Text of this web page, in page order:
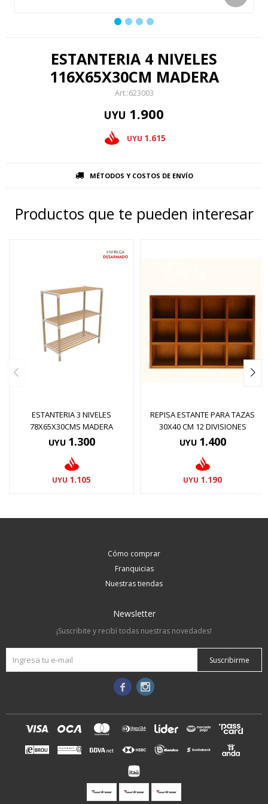
ESTANTERIA 4 NIVELES
116X65X30CM MADERA
623003
UYU 1.900
UYU 1.615
MÉTODOS Y COSTOS DE ENVÍO
Productos que te pueden interesar
ESTANTERIA 3 NIVELES
78X65X30CMS MADERA
UYU 1.300
UYU 1.105
REPISA ESTANTE PARA TAZAS
30X40 CM 12 DIVISIONES
UYU 1.400
UYU 1.190
Cómo comprar
Franquicias
Nuestras tiendas
Newsletter
¡Suscribite y recibí todas nuestras novedades!
Suscribirme
 